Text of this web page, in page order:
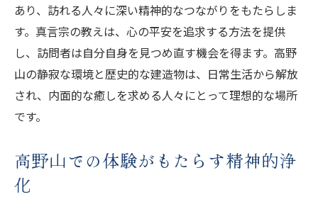
あり、訪れる人々に深い精神的なつながりをもたらしま
す。真言宗の教えは、心の平安を追求する方法を提供
し、訪問者は自分自身を見つめ直す機会を得ます。高野
山の静寂な環境と歴史的な建造物は、日常生活から解放
され、内面的な癒しを求める人々にとって理想的な場所
です。
高野山での体験がもたらす精神的浄
化